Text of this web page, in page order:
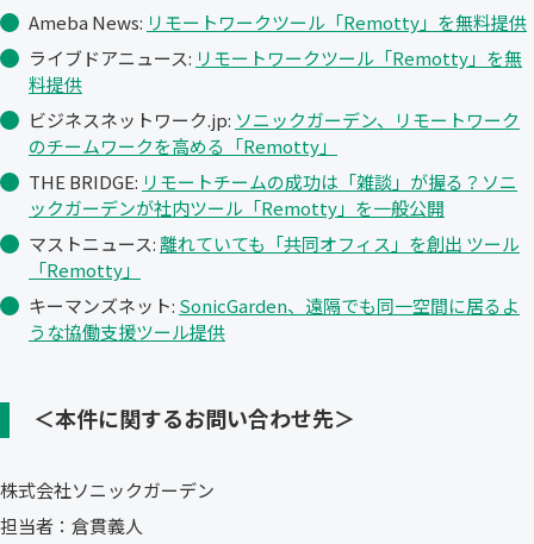
Ameba News: リモートワークツール「Remotty」を無料提供
ライブドアニュース: リモートワークツール「Remotty」を無
料提供
ビジネスネットワーク.jp: ソニックガーデン、リモートワーク
のチームワークを高める「Remotty」
THE BRIDGE: リモートチームの成功は「雑談」が握る？ソニ
ックガーデンが社内ツール「Remotty」を一般公開
マストニュース:離れていても「共同オフィス」を創出 ツール
「Remotty」
キーマンズネット: SonicGarden、遠隔でも同一空間に居るよ
うな協働支援ツール提供
＜本件に関するお問い合わせ先＞
株式会社ソニックガーデン
担当者：倉貫義人